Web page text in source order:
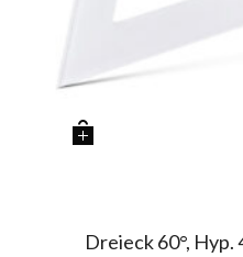
Dreieck 60°,